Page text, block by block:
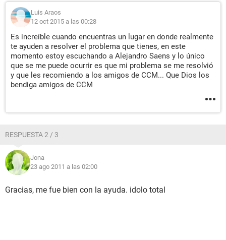
Luis Araos
12 oct 2015 a las 00:28
Es increíble cuando encuentras un lugar en donde realmente
te ayuden a resolver el problema que tienes, en este
momento estoy escuchando a Alejandro Saens y lo único
que se me puede ocurrir es que mi problema se me resolvió
y que les recomiendo a los amigos de CCM... Que Dios los
bendiga amigos de CCM
RESPUESTA 2 / 3
Jona
23 ago 2011 a las 02:00
Gracias, me fue bien con la ayuda. idolo total